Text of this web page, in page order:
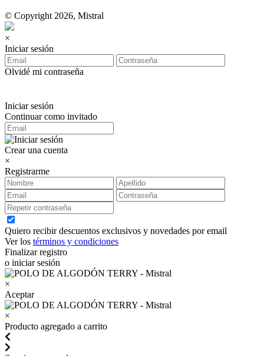
© Copyright 2026, Mistral
×
Iniciar sesión
Olvidé mi contraseña
Iniciar sesión
Continuar como invitado
Crear una cuenta
×
Registrarme
Quiero recibir descuentos exclusivos y novedades por email
Ver los términos y condiciones
Finalizar registro
o iniciar sesión
×
Aceptar
×
Producto agregado a carrito